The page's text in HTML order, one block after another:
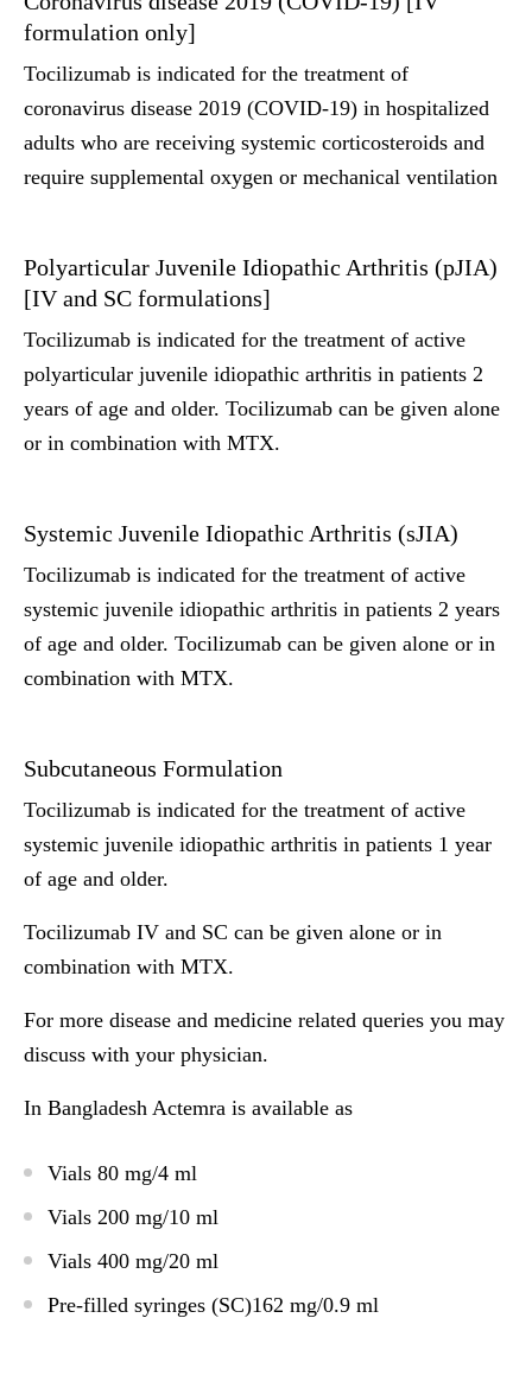
formulation only]
Tocilizumab is indicated for the treatment of
coronavirus disease 2019 (COVID-19) in hospitalized
adults who are receiving systemic corticosteroids and
require supplemental oxygen or mechanical ventilation
Polyarticular Juvenile Idiopathic Arthritis (pJIA)
[IV and SC formulations]
Tocilizumab is indicated for the treatment of active
polyarticular juvenile idiopathic arthritis in patients 2
years of age and older. Tocilizumab can be given alone
or in combination with MTX.
Systemic Juvenile Idiopathic Arthritis (sJIA)
Tocilizumab is indicated for the treatment of active
systemic juvenile idiopathic arthritis in patients 2 years
of age and older. Tocilizumab can be given alone or in
combination with MTX.
Subcutaneous Formulation
Tocilizumab is indicated for the treatment of active
systemic juvenile idiopathic arthritis in patients 1 year
of age and older.
Tocilizumab IV and SC can be given alone or in
combination with MTX.
For more disease and medicine related queries you may
discuss with your physician.
In Bangladesh Actemra is available as
Vials 80 mg/4 ml
Vials 200 mg/10 ml
Vials 400 mg/20 ml
Pre-filled syringes (SC)162 mg/0.9 ml